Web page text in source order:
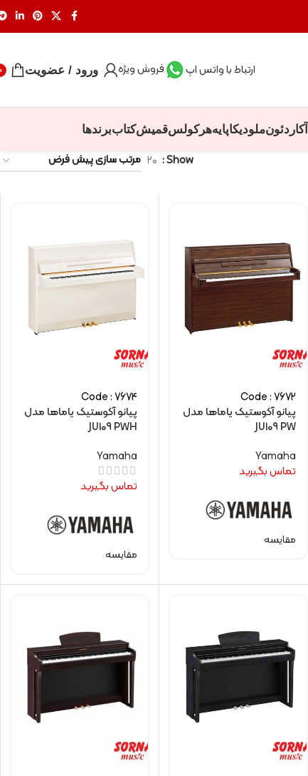
ارتباط با واتس اپ فروش ویژه ورود / عضویت
آکاردئونملودیکاپایههرکولسقمیشکتاببرندها
Show ۲۰
Code : 7672
پیانو آکوستیک یاماها مدل
JU109 PW
Yamaha
تماس بگیرید
مقایسه
Code : 7674
پیانو آکوستیک یاماها مدل
JU109 PWH
Yamaha
تماس بگیرید
مقایسه